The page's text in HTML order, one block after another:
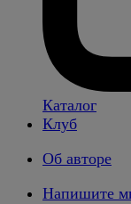
Каталог
Клуб
Об авторе
Напишите